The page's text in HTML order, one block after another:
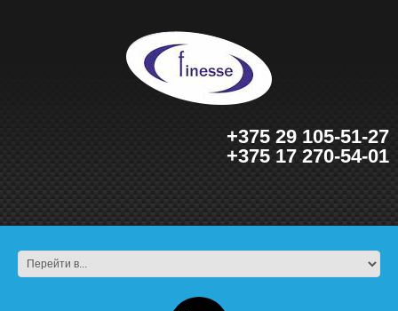
+375 29 105-51-27
+375 17 270-54-01